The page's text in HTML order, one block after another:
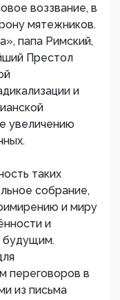
воззвание, в
мятежников.
папа Римский,
Престол
и
увеличению
таких
собрание,
и миру
и
будущим.
переговоров в
из письма